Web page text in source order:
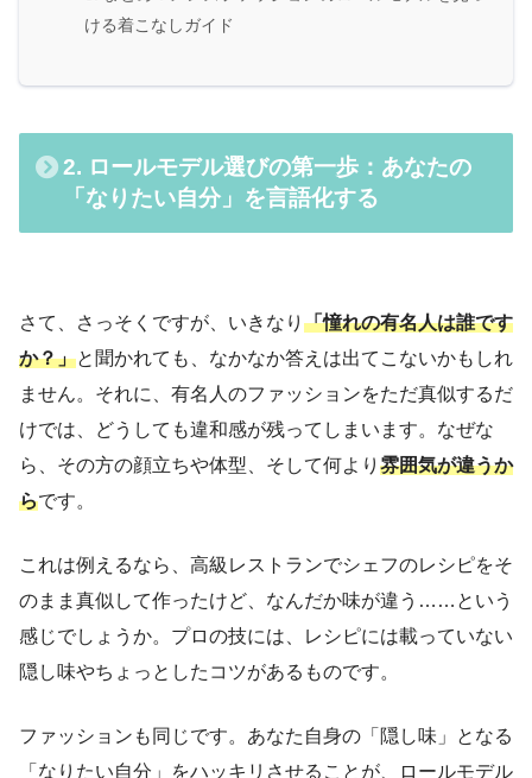
ける着こなしガイド
2. ロールモデル選びの第一歩：あなたの
「なりたい自分」を言語化する
さて、さっそくですが、いきなり 「憧れの有名人は誰です
か？」と聞かれても、なかなか答えは出てこないかもしれ
ません。それに、有名人のファッションをただ真似するだ
けでは、どうしても違和感が残ってしまいます。なぜな
ら、その方の顔立ちや体型、そして何より 雰囲気が違うか
らです。
これは例えるなら、高級レストランでシェフのレシピをそ
のまま真似して作ったけど、なんだか味が違う……という
感じでしょうか。プロの技には、レシピには載っていない
隠し味やちょっとしたコツがあるものです。
ファッションも同じです。あなた自身の「隠し味」となる
「なりたい自分」をハッキリさせることが、ロールモデル